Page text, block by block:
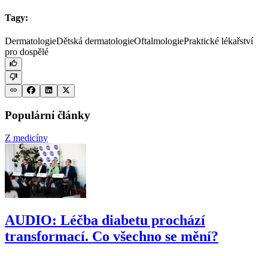
Tagy:
DermatologieDětská dermatologieOftalmologiePraktické lékařství
pro dospělé
Populární články
Z medicíny
AUDIO: Léčba diabetu prochází
transformací. Co všechno se mění?